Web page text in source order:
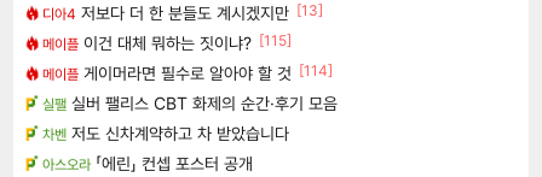
디아4 저보다 더 한 분들도 계시겠지만 [13]
메이플 이건 대체 뭐하는 짓이냐? [115]
메이플 게이머라면 필수로 알아야 할 것 [114]
실팰 실버 팰리스 CBT 화제의 순간·후기 모음
차벤 저도 신차계약하고 차 받았습니다
아스오라 「에린」 컨셉 포스터 공개